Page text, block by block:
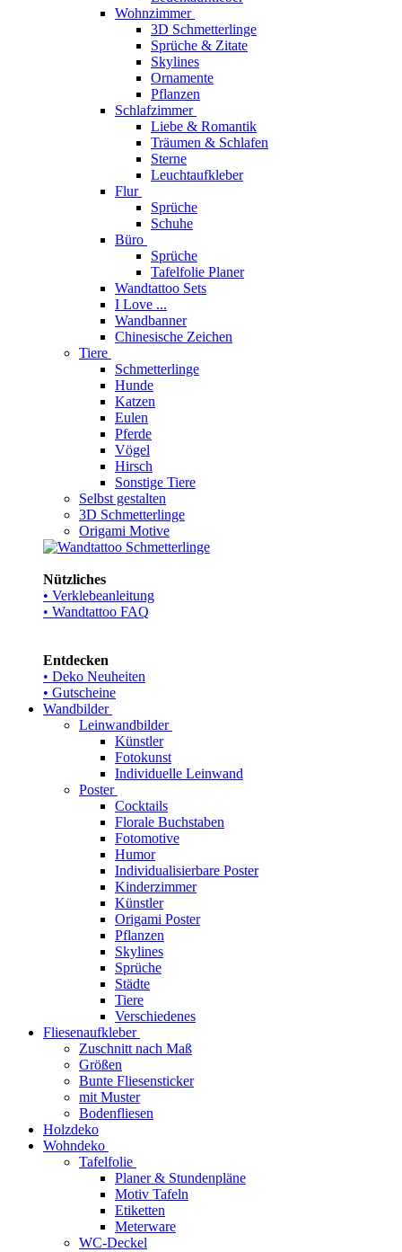
Wohnzimmer
3D Schmetterlinge
Sprüche & Zitate
Skylines
Ornamente
Pflanzen
Schlafzimmer
Liebe & Romantik
Träumen & Schlafen
Sterne
Leuchtaufkleber
Flur
Sprüche
Schuhe
Büro
Sprüche
Tafelfolie Planer
Wandtattoo Sets
I Love ...
Wandbanner
Chinesische Zeichen
Tiere
Schmetterlinge
Hunde
Katzen
Eulen
Pferde
Vögel
Hirsch
Sonstige Tiere
Selbst gestalten
3D Schmetterlinge
Origami Motive
Nützliches
• Verklebeanleitung
• Wandtattoo FAQ
Entdecken
• Deko Neuheiten
• Gutscheine
Wandbilder
Leinwandbilder
Künstler
Fotokunst
Individuelle Leinwand
Poster
Cocktails
Florale Buchstaben
Fotomotive
Humor
Individualisierbare Poster
Kinderzimmer
Künstler
Origami Poster
Pflanzen
Skylines
Sprüche
Städte
Tiere
Verschiedenes
Fliesenaufkleber
Zuschnitt nach Maß
Größen
Bunte Fliesensticker
mit Muster
Bodenfliesen
Holzdeko
Wohndeko
Tafelfolie
Planer & Stundenpläne
Motiv Tafeln
Etiketten
Meterware
WC-Deckel